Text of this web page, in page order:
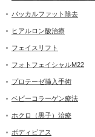
バッカルファット除去
ヒアルロン酸治療
フェイスリフト
フォトフェイシャルM22
プロテーゼ挿入手術
ベビーコラーゲン療法
ホクロ（黒子）治療
ボディピアス